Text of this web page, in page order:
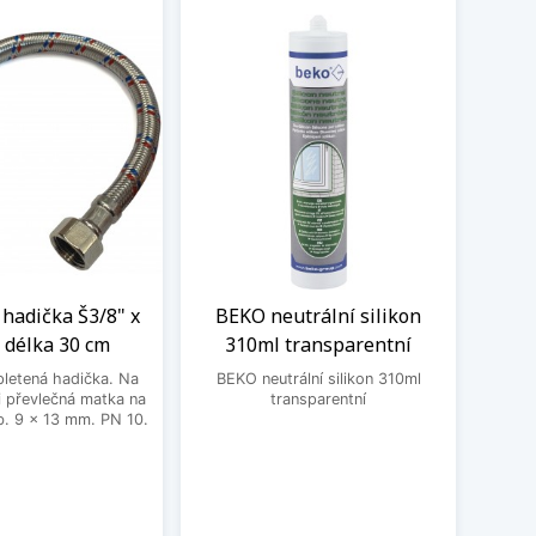
Š3/8" x
30 cm
hadička. Na
převlečná matka na
9 x 13 mm. PN 10.
BEKO neutrální silikon
310ml transparentní
BEKO neutrální silikon 310ml
transparentní